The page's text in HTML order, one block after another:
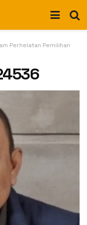
Perhelatan Pemilihan